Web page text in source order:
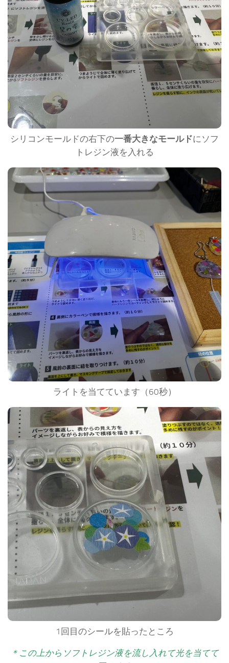
シリコンモールドの右下の一番大きなモールドにソフ
トレジン液を入れる
ライトを当てています（60秒）
1回目のシールを貼ったところ
＊この上からソフトレジン液を流し入れて光を当てて